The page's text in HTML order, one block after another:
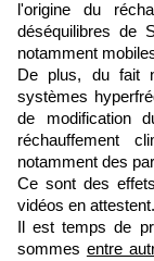
l'origine du
déséquilibres de
notamment
De plus, du fait
systèmes
de modification
réchauffement
notamment des
Ce sont des
vidéos en attestent.
Il est temps de
sommes entre